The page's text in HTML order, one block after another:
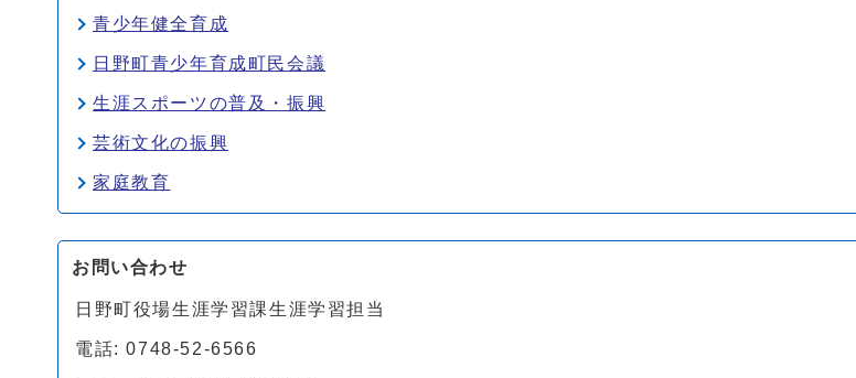
青少年健全育成
日野町青少年育成町民会議
生涯スポーツの普及・振興
芸術文化の振興
家庭教育
お問い合わせ
日野町役場生涯学習課生涯学習担当
電話: 0748-52-6566